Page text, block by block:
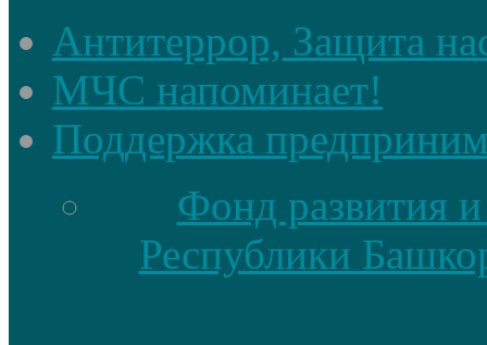
Антитеррор, Защита
МЧС напоминает!
Поддержка
Фонд развития
Республики